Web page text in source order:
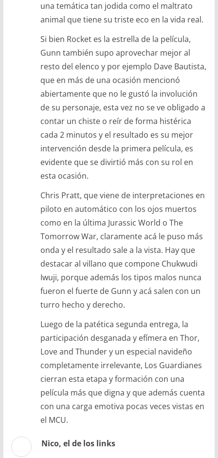
una temática tan jodida como el maltrato
animal que tiene su triste eco en la vida real.
Si bien Rocket es la estrella de la película,
Gunn también supo aprovechar mejor al
resto del elenco y por ejemplo Dave Bautista,
que en más de una ocasión mencionó
abiertamente que no le gustó la involución
de su personaje, esta vez no se ve obligado a
contar un chiste o reír de forma histérica
cada 2 minutos y el resultado es su mejor
intervención desde la primera película, es
evidente que se divirtió más con su rol en
esta ocasión.
Chris Pratt, que viene de interpretaciones en
piloto en automático con los ojos muertos
como en la última Jurassic World o The
Tomorrow War, claramente acá le puso más
onda y el resultado sale a la vista. Hay que
destacar al villano que compone Chukwudi
Iwuji, porque además los tipos malos nunca
fueron el fuerte de Gunn y acá salen con un
turro hecho y derecho.
Luego de la patética segunda entrega, la
participación desganada y efímera en Thor,
Love and Thunder y un especial navideño
completamente irrelevante, Los Guardianes
cierran esta etapa y formación con una
película más que digna y que además cuenta
con una carga emotiva pocas veces vistas en
el MCU.
Nico, el de los links